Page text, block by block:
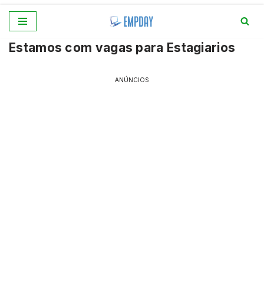
para
Estamos com vagas para Estagiarios
ANÚNCIOS